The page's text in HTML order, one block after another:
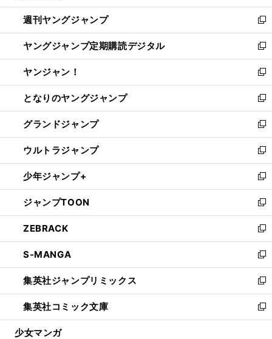
開
く
ウ
で
開
く
ン
ド
ウ
で
開
く
ウ
ィ
ン
ド
ウ
で
開
く
週刊ヤングジャンプ
新
し
い
ウ
ィ
ン
ド
ウ
で
開
く
ヤングジャンプ定期購読デジタル
新
し
い
ウ
ィ
ン
ド
ウ
で
開
く
ヤンジャン！
新
し
い
ウ
ィ
ン
ド
ウ
で
開
く
となりのヤングジャンプ
新
し
い
ウ
ィ
ン
ド
ウ
で
開
く
グランドジャンプ
新
し
い
ウ
ィ
ン
ド
ウ
で
開
く
ウルトラジャンプ
新
し
い
ウ
ィ
ン
ド
ウ
で
開
く
少年ジャンプ+
新
し
い
ウ
ィ
ン
ド
ウ
で
開
く
ジャンプTOON
新
し
い
ウ
ィ
ン
ド
ウ
で
開
ZEBRACK
新
し
い
ウ
ィ
ン
ド
ウ
S-MANGA
新
し
い
ウ
ィ
ン
集英社ジャンプリミックス
新
し
い
ウ
集英社コミック文庫
新
し
少女マンガ